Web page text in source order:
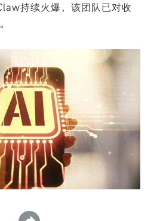
持续火爆，该团队已对收